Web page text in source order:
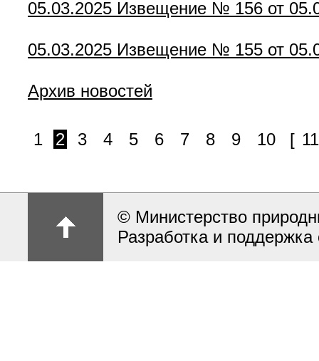
05.03.2025 Извещение № 156 от
05.03.2025 Извещение № 155 от
Архив новостей
1 2 3 4 5 6 7 8 9 10 [
© Министерство
Разработка и